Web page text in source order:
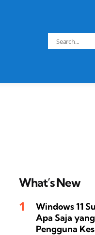
Search
for:
What’s New
Windows 11
Apa Saja
Pengguna